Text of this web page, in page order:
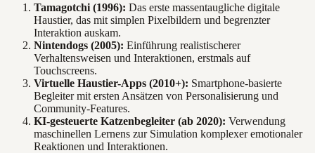
Tamagotchi (1996): Das erste massentaugliche digitale
Haustier, das mit simplen Pixelbildern und begrenzter
Interaktion auskam.
Nintendogs (2005): Einführung realistischerer
Verhaltensweisen und Interaktionen, erstmals auf
Touchscreens.
Virtuelle Haustier-Apps (2010+): Smartphone-basierte
Begleiter mit ersten Ansätzen von Personalisierung und
Community-Features.
KI-gesteuerte Katzenbegleiter (ab 2020): Verwendung
maschinellen Lernens zur Simulation komplexer emotionaler
Reaktionen und Interaktionen.